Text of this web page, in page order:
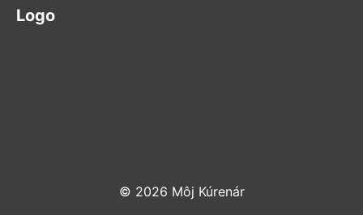
Logo
© 2026 Môj Kúrenár